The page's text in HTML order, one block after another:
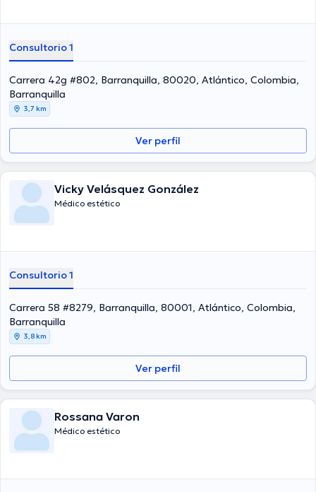
Consultorio 1
Carrera 42g #802, Barranquilla, 80020, Atlántico, Colombia,
Barranquilla
3,7 km
Ver perfil
Vicky Velásquez González
Médico estético
Consultorio 1
Carrera 58 #8279, Barranquilla, 80001, Atlántico, Colombia,
Barranquilla
3,8 km
Ver perfil
Rossana Varon
Médico estético